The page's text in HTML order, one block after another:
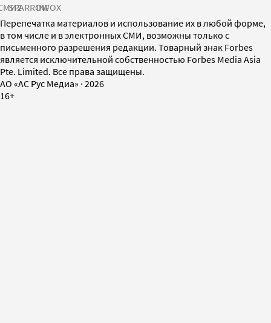
SPARROWINFOX
Перепечатка материалов и использование их в любой форме,
в том числе и в электронных СМИ, возможны только с
письменного разрешения редакции. Товарный знак Forbes
является исключительной собственностью Forbes Media Asia
Pte. Limited. Все права защищены.
AO «АС Рус Медиа» · 2026
16+